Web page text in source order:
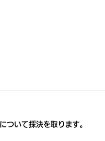
いて採決を取ります。